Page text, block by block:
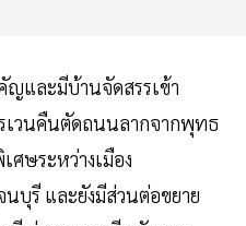
ญและมีบ้านจัดสรรเข้า
เวนคืนตัดถนนลากจากพุทธ
ษระหว่างเมือง
บุรี และยังมีส่วนต่อขยาย